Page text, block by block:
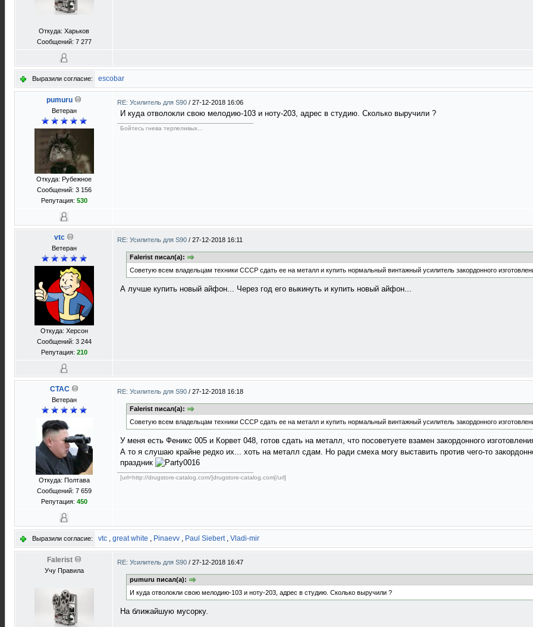
Откуда: Харьков
Сообщений: 7 277
Выразили согласие: escobar
pumuru
Ветеран
Откуда: Рубежное
Сообщений: 3 156
Репутация: 530
RE: Усилитель для S90 / 27-12-2018 16:06
И куда отволокли свою мелодию-103 и ноту-203, адрес в студию. Сколько выручили ?
Бойтесь гнева терпеливых...
vtc
Ветеран
Откуда: Херсон
Сообщений: 3 244
Репутация: 210
RE: Усилитель для S90 / 27-12-2018 16:11
Falerist писал(а):
Советую всем владельцам техники СССР сдать ее на металл и купить нормальный винтажный усилитель закордонного
А лучше купить новый айфон... Через год его выкинуть и купить новый айфон...
CTAC
Ветеран
Откуда: Полтава
Сообщений: 7 659
Репутация: 450
RE: Усилитель для S90 / 27-12-2018 16:18
Falerist писал(а):
Советую всем владельцам техники СССР сдать ее на металл и купить нормальный винтажный усилитель закордонного
У меня есть Феникс 005 и Корвет 048, готов сдать на металл, что посоветуете взамен закордонного
А то я слушаю крайне редко их... хоть на металл сдам. Но ради смеха могу выставить против чего-то
праздник
[url=http://drugstore-catalog.com/]drugstore-catalog.com[/url]
Выразили согласие: vtc , great white , Pinaevv , Paul Siebert, Vladi-mir
Falerist
Учу Правила
RE: Усилитель для S90 / 27-12-2018 16:47
pumuru писал(а):
И куда отволокли свою мелодию-103 и ноту-203, адрес в студию. Сколько выручили ?
На ближайшую мусорку.